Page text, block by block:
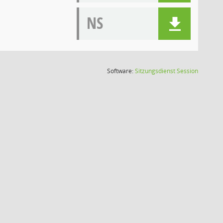
NS
Software:SitzungsdienstSession(Wird in